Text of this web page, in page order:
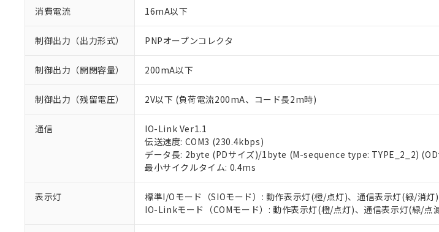
消費電流 16mA以下
制御出力（出力形式） PNPオープンコレクタ
制御出力（開閉容量） 200mA以下
制御出力（残留電圧） 2V以下 (負荷電流200mA、コード長2m時)
通信
IO-Link Ver1.1
伝送速度: COM3 (230.4kbps)
データ長: 2byte (PDサイズ)/1byte (M-sequence type: TYPE_2_2) (OD
最小サイクルタイム: 0.4ms
表示灯
標準I/Oモード（SIOモード）: 動作表示灯(橙/点灯)、通信表示灯(緑/消灯)
IO-Linkモード（COMモード）: 動作表示灯(橙/点灯)、通信表示灯(緑/点
ご利用条件
※1 対応状況
対応済み：EU RoHS指令（10物質）の非含有に対応し
対応予定：EU RoHS指令（10物質）の非含有に対応した製
対応予定なし：EU RoHS指令（10物質）の非含有に非対応
調査・確認中：EU RoHS指令（10物質）の非含有の対応状
非該当品：ライセンス料など無形物で、有害物質有無と関係